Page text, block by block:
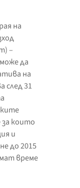
на
–
да
на
след 31
които
и
до 2015
време